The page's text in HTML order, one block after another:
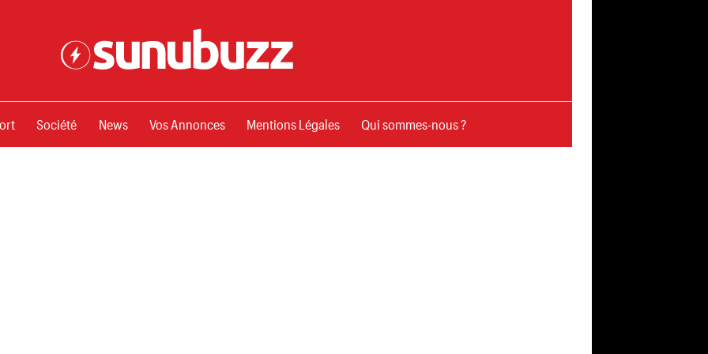
Société News Vos Annonces Mentions Légales Qui sommes-nous ?